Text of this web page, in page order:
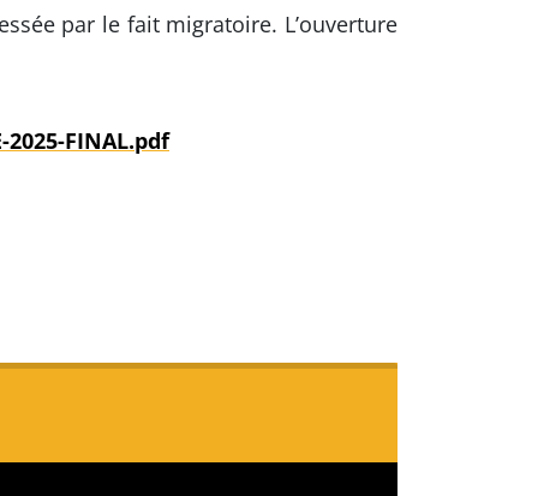
par le fait migratoire. L’ouverture
FINAL.pdf